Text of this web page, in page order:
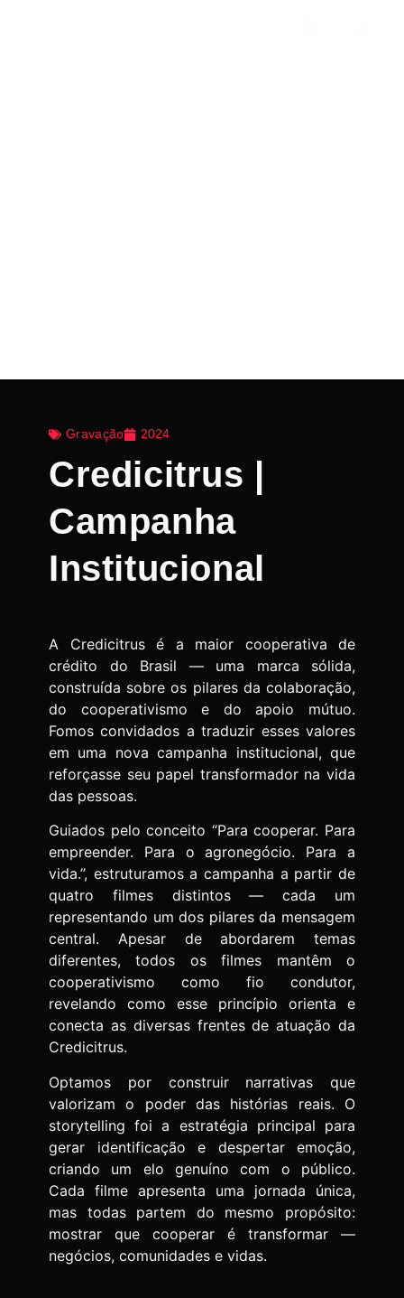
Gravação 2024
Credicitrus |
Campanha
Institucional
A Credicitrus é a maior cooperativa de
crédito do Brasil — uma marca sólida,
construída sobre os pilares da colaboração,
do cooperativismo e do apoio mútuo.
Fomos convidados a traduzir esses valores
em uma nova campanha institucional, que
reforçasse seu papel transformador na vida
das pessoas.
Guiados pelo conceito “Para cooperar. Para
empreender. Para o agronegócio. Para a
vida.”, estruturamos a campanha a partir de
quatro filmes distintos — cada um
representando um dos pilares da mensagem
central. Apesar de abordarem temas
diferentes, todos os filmes mantêm o
cooperativismo como fio condutor,
revelando como esse princípio orienta e
conecta as diversas frentes de atuação da
Credicitrus.
Optamos por construir narrativas que
valorizam o poder das histórias reais. O
storytelling foi a estratégia principal para
gerar identificação e despertar emoção,
criando um elo genuíno com o público.
Cada filme apresenta uma jornada única,
mas todas partem do mesmo propósito:
mostrar que cooperar é transformar —
negócios, comunidades e vidas.